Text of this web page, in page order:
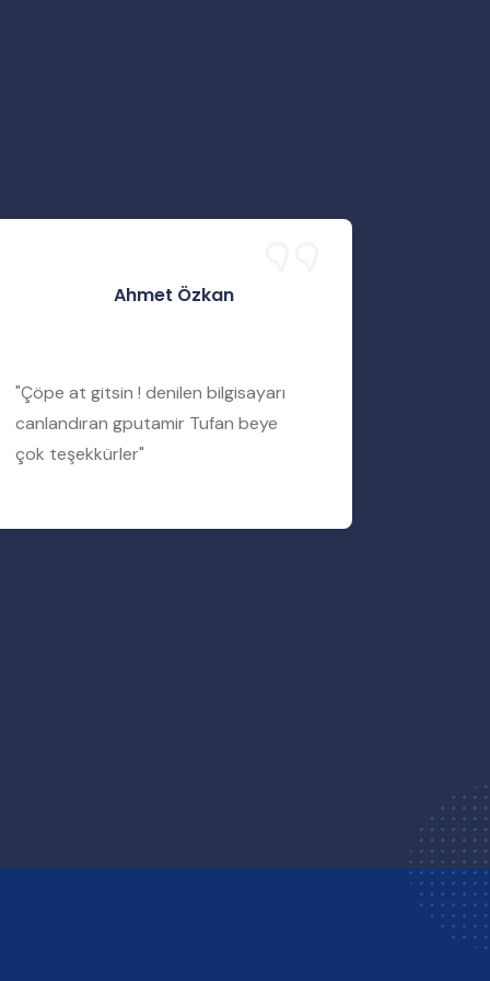
Ahmet Özkan
"Çöpe at gitsin ! denilen bilgisayarı
canlandıran gputamir Tufan beye
çok teşekkürler"